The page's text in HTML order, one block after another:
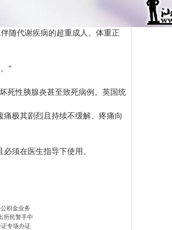
随代谢疾病的超重成人。体重正
"
死性胰腺炎甚至致死病例。英国统
极其剧烈且持续不缓解、疼痛向
须在医生指导下使用。
积金业务
所民警手中
专场办证